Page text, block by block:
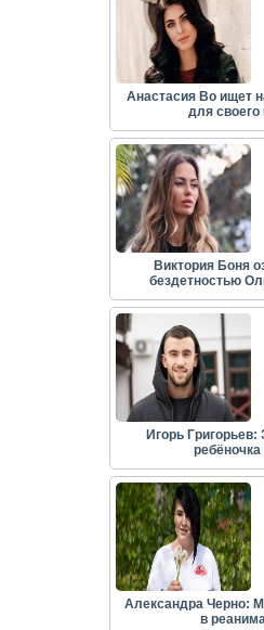
Анастасия Во ищет
для своего
Виктория Боня
бездетностью
Игорь Григорьев:
Александра Черно:
в